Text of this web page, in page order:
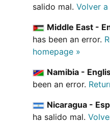
salido mal. Volver
Middle East -
has been an error.
homepage »
Namibia -
been an error.
Nicaragua -
ha salido mal.